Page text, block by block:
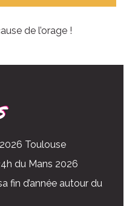
de l’orage !
Toulouse
du Mans 2026
fin d’année autour du